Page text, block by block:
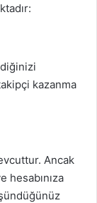
kazanma
Ancak
hesabınıza